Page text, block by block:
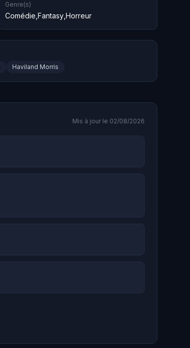
Genre(s)
Comédie Fantasy Horreur
Haviland Morris
Mis à jour le 02/08/2026